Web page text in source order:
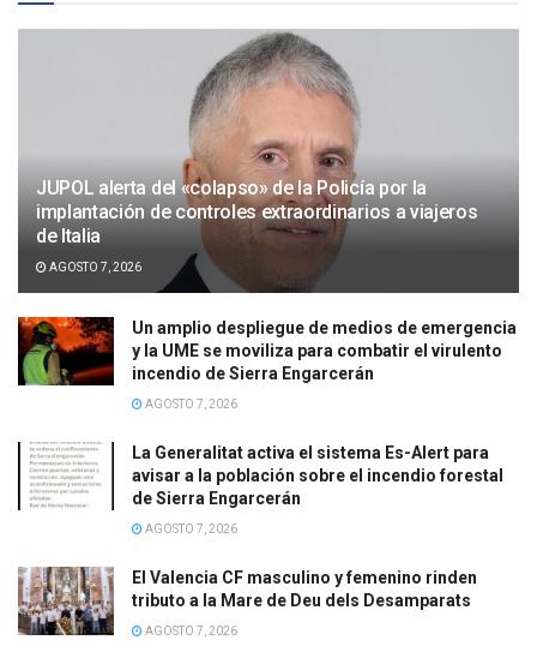
JUPOL alerta del «colapso» de la Policía por la
implantación de controles extraordinarios a viajeros
de Italia
AGOSTO 7, 2026
Un amplio despliegue de medios de emergencia
y la UME se moviliza para combatir el virulento
incendio de Sierra Engarcerán
AGOSTO 7, 2026
La Generalitat activa el sistema Es-Alert para
avisar a la población sobre el incendio forestal
de Sierra Engarcerán
AGOSTO 7, 2026
El Valencia CF masculino y femenino rinden
tributo a la Mare de Deu dels Desamparats
AGOSTO 7, 2026